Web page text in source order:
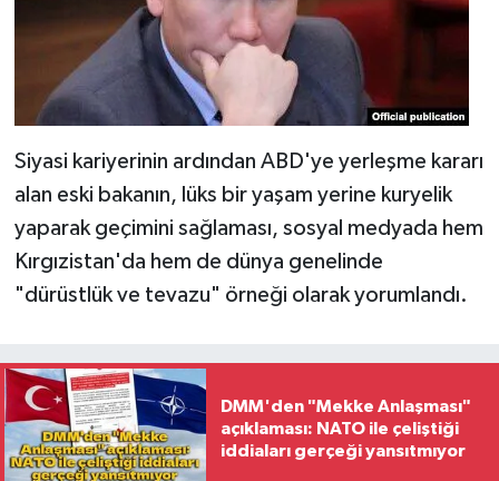
Siyasi kariyerinin ardından ABD'ye yerleşme kararı
alan eski bakanın, lüks bir yaşam yerine kuryelik
yaparak geçimini sağlaması, sosyal medyada hem
Kırgızistan'da hem de dünya genelinde
"dürüstlük ve tevazu" örneği olarak yorumlandı.
DMM'den "Mekke Anlaşması"
açıklaması: NATO ile çeliştiği
iddiaları gerçeği yansıtmıyor